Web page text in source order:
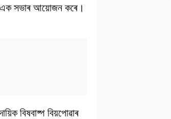
এক সভাৰ আয়োজন কৰে।
বিষবাষ্প বিয়পোৱাৰ